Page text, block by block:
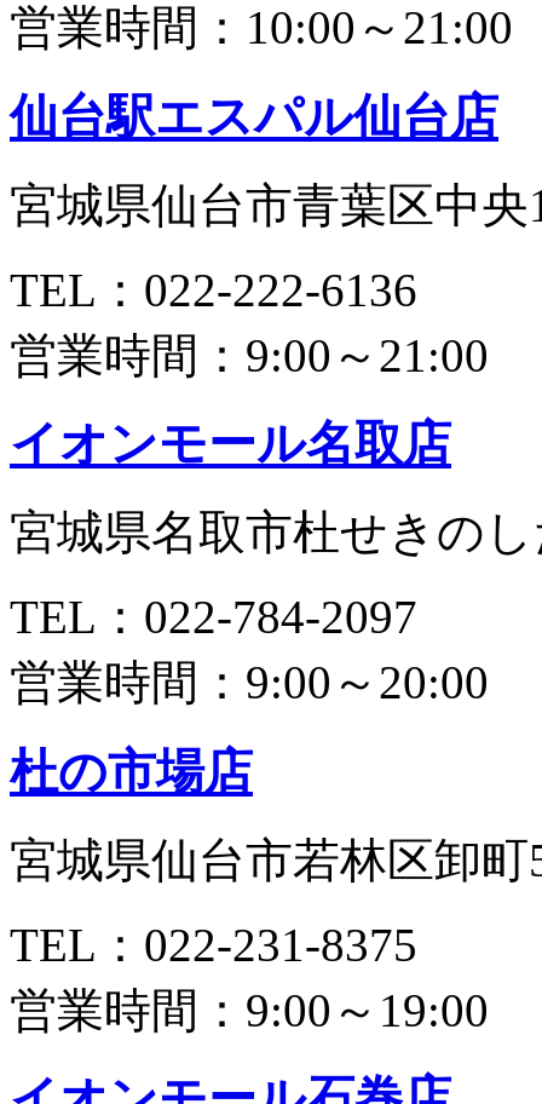
営業時間：10:00～21:00
仙台駅エスパル仙台店
宮城県仙台市青葉区中
TEL：022-222-6136
営業時間：9:00～21:00
イオンモール名取店
宮城県名取市杜せきの
TEL：022-784-2097
営業時間：9:00～20:00
杜の市場店
宮城県仙台市若林区卸町
TEL：022-231-8375
営業時間：9:00～19:00